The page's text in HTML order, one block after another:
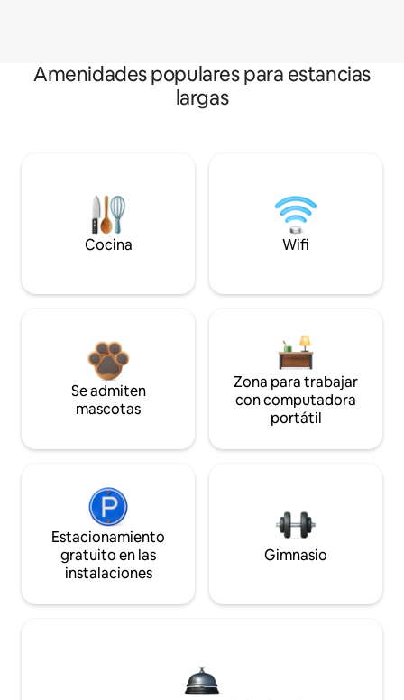
Amenidades populares para estancias
largas
Cocina Wifi
Se admiten
mascotas
Zona para trabajar
con computadora
portátil
Estacionamiento
gratuito en las
instalaciones
Gimnasio